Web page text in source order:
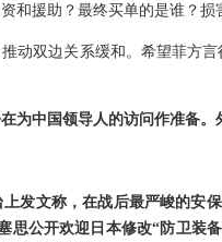
和援助？最终买单的是谁？损
动双边关系缓和。希望菲方
为中国领导人的访问作准备。
发文称，在战后最严峻的安
思公开欢迎日本修改“防卫装